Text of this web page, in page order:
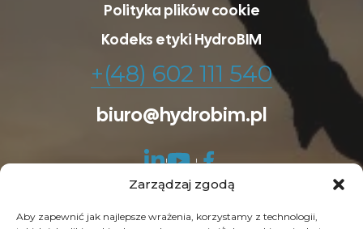
Zarządzaj zgodą
Aby zapewnić jak najlepsze wrażenia, korzystamy z technologii,
Polityka plików cookie
Kodeks etyki HydroBIM
+(48) 602 111 540
biuro@hydrobim.pl